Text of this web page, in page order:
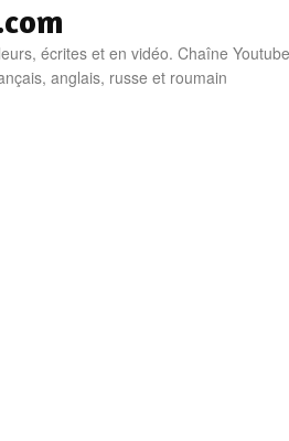
écrites et en vidéo. Chaîne
anglais, russe et roumain